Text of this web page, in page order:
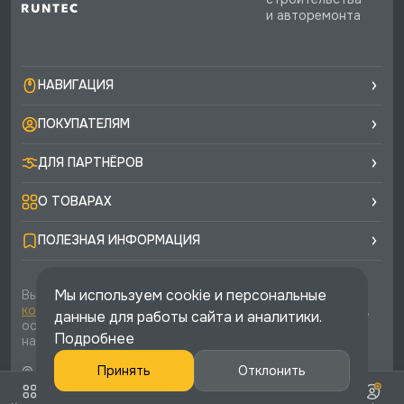
и авторемонта
НАВИГАЦИЯ
ПОКУПАТЕЛЯМ
ДЛЯ ПАРТНЁРОВ
О ТОВАРАХ
ПОЛЕЗНАЯ ИНФОРМАЦИЯ
Вы соглашаетесь с условиямиполитики
конфиденциальностиипубличной офертыкаждый раз,
оставляя свои данные в любой форме обратной связи
на сайте runtec-shop.ru
© 2026 «Runtec», официальный интернет-магазин. Все
права защищены
Мы используем cookie и персональные
данные для работы сайта и аналитики.
Подробнее
Принять Отклонить